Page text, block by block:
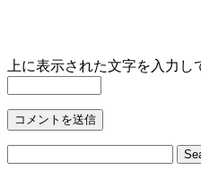
上に表示された文字を入力し